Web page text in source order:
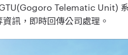
Telematic Unit)
訊，即時回傳公司處理。